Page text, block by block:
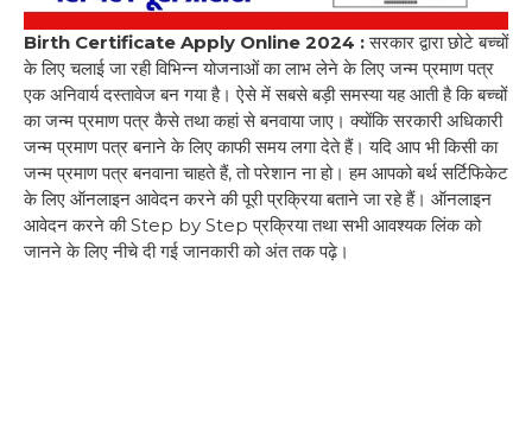
Birth Certificate Apply Online 2024 :सरकार द्वारा छोटे बच्चों
के लिए चलाई जा रही विभिन्न योजनाओं का लाभ लेने के लिए जन्म प्रमाण पत्र
एक अनिवार्य दस्तावेज बन गया है। ऐसे में सबसे बड़ी समस्या यह आती है कि बच्चों
का जन्म प्रमाण पत्र कैसे तथा कहां से बनवाया जाए। क्योंकि सरकारी अधिकारी
जन्म प्रमाण पत्र बनाने के लिए काफी समय लगा देते हैं। यदि आप भी किसी का
जन्म प्रमाण पत्र बनवाना चाहते हैं, तो परेशान ना हो। हम आपको बर्थ सर्टिफिकेट
के लिए ऑनलाइन आवेदन करने की पूरी प्रक्रिया बताने जा रहे हैं। ऑनलाइन
आवेदन करने की Step by Step प्रक्रिया तथा सभी आवश्यक लिंक को
जानने के लिए नीचे दी गई जानकारी को अंत तक पढ़े।